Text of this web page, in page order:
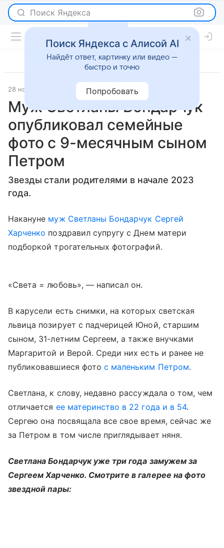
Поиск Яндекса
28 ноября 2023 Super.ru Светская жизнь
Муж Светланы Бондарчук
опубликовал семейные
фото с 9-месячным сыном
Петром
Звезды стали родителями в начале 2023
года.
Накануне муж Светланы Бондарчук Сергей
Харченко поздравил супругу с Днем матери
подборкой трогательных фотографий.
«Света = любовь», — написал он.
В карусели есть снимки, на которых светская
львица позирует с падчерицей Юной, старшим
сыном, 31-летним Сергеем, а также внучками
Маргаритой и Верой. Среди них есть и ранее не
публиковавшиеся фотос маленьким Петром.
Светлана, к слову, недавно рассуждала о том, чем
отличается ее материнство в 22 года и в 54.
Сергею она посвящала все свое время, сейчас же
за Петром в том числе приглядывает няня.
Светлана Бондарчук уже три года замужем за
Сергеем Харченко. Смотрите в галерее на фото
звездной пары:
Поиск Яндекса с Алисой AI
Найдёт ответ, картинку или видео —
быстро и точно
Попробовать